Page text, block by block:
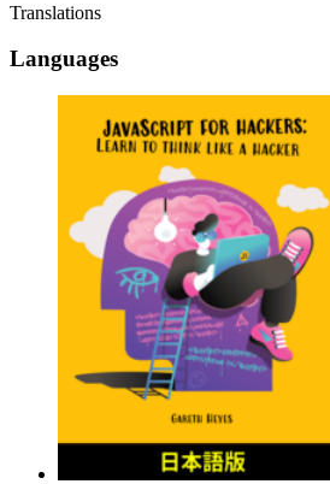
Translations
Languages